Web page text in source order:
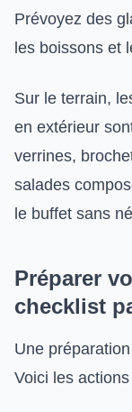
Prévoyez des
les boissons et
Sur le terrain,
en extérieur
verrines,
salades
le buffet sans
Préparer
checklist
Une
Voici les